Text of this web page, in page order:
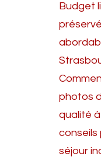
Budget
photos
qualité
conseils
séjour